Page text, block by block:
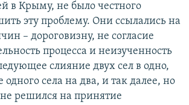
в Крыму, не было честного
эту проблему. Они ссылались на
– дороговизну, не согласие
процесса и неизученность
слияние двух сел в одно,
одного села на два, и так далее, но
решился на принятие